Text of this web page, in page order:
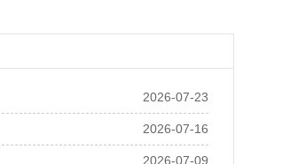
2026-07-23
2026-07-16
2026-07-09